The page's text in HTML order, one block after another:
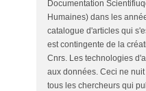
Documentation
Humaines) dans les
catalogue d'articles qui
est contingente de la
Cnrs. Les technologies
aux données. Ceci ne
tous les chercheurs qui